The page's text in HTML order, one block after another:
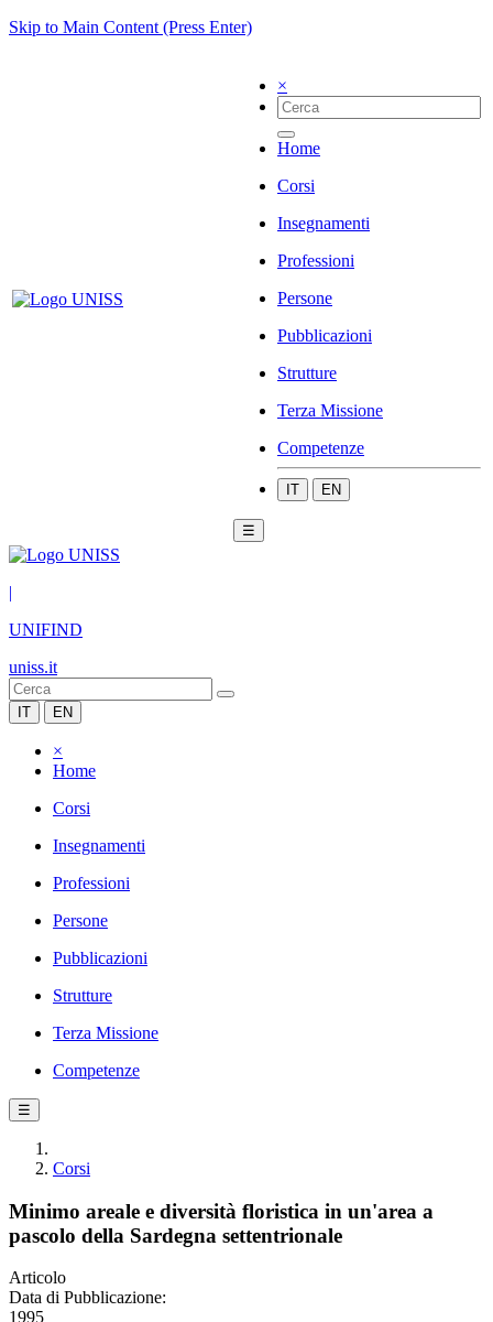
Skip to Main Content (Press Enter)
×
Home
Corsi
Insegnamenti
Professioni
Persone
Pubblicazioni
Strutture
Terza Missione
Competenze
IT EN
☰
|
UNIFIND
uniss.it
IT EN
×
Home
Corsi
Insegnamenti
Professioni
Persone
Pubblicazioni
Strutture
Terza Missione
Competenze
☰
Corsi
Minimo areale e diversità floristica in un'area a
pascolo della Sardegna settentrionale
Articolo
Data di Pubblicazione:
1995